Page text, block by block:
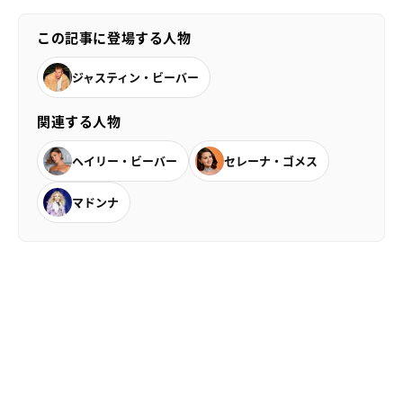
この記事に登場する人物
ジャスティン・ビーバー
関連する人物
ヘイリー・ビーバー セレーナ・ゴメス
マドンナ